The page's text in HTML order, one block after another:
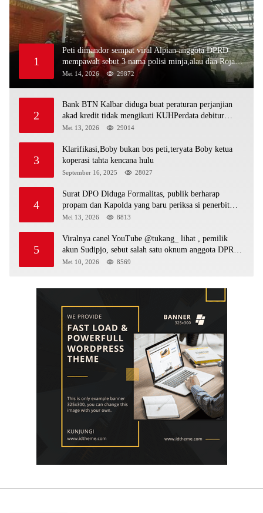
1
Peti dimandor sempat viral Alpian anggota DPRD
mempawah sebut 3 nama polisi minja,alau dan Rojali
sebagai bos peti,Bahkan ada alat berat excavator
Mei 14, 2026 29872
2
Bank BTN Kalbar diduga buat peraturan perjanjian
akad kredit tidak mengikuti KUHPerdata debitur
awam di bentur dengan aturan diduga tanpa dasar
Mei 13, 2026 29014
3
Klarifikasi,Boby bukan bos peti,teryata Boby ketua
koperasi tahta kencana hulu
September 16, 2025 28027
4
Surat DPO Diduga Formalitas, publik berharap
propam dan Kapolda yang baru periksa si penerbit
surat serta Aph diduga lepaskan DPO
Mei 13, 2026 8813
5
Viralnya canel YouTube @tukang_ lihat , pemilik
akun Sudipjo, sebut salah satu oknum anggota DPRD
mempawah terlibat sebagai cukong peti Kapolda yang
Mei 10, 2026 8569